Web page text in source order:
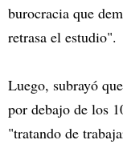
burocracia que
retrasa el estudio".
Luego, subrayó
por debajo de los
"tratando de